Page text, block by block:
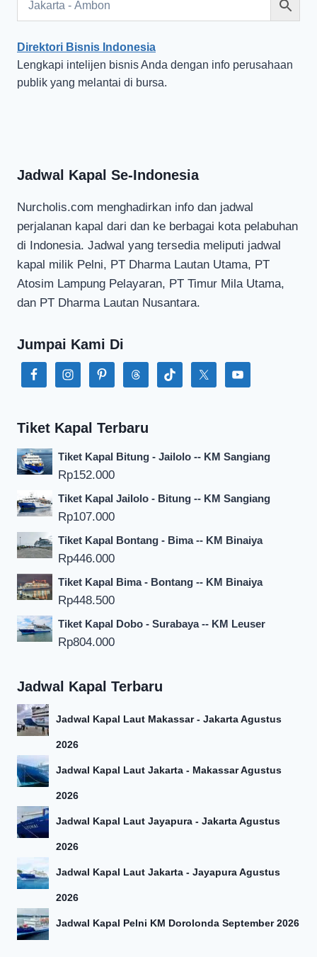
Direktori Bisnis Indonesia
Lengkapi intelijen bisnis Anda dengan info perusahaan
publik yang melantai di bursa.
Jadwal Kapal Se-Indonesia
Nurcholis.com menghadirkan info dan jadwal
perjalanan kapal dari dan ke berbagai kota pelabuhan
di Indonesia. Jadwal yang tersedia meliputi jadwal
kapal milik Pelni, PT Dharma Lautan Utama, PT
Atosim Lampung Pelayaran, PT Timur Mila Utama,
dan PT Dharma Lautan Nusantara.
Jumpai Kami Di
Tiket Kapal Terbaru
Tiket Kapal Bitung - Jailolo -- KM Sangiang
Rp152.000
Tiket Kapal Jailolo - Bitung -- KM Sangiang
Rp107.000
Tiket Kapal Bontang - Bima -- KM Binaiya
Rp446.000
Tiket Kapal Bima - Bontang -- KM Binaiya
Rp448.500
Tiket Kapal Dobo - Surabaya -- KM Leuser
Rp804.000
Jadwal Kapal Terbaru
Jadwal Kapal Laut Makassar - Jakarta Agustus
2026
Jadwal Kapal Laut Jakarta - Makassar Agustus
2026
Jadwal Kapal Laut Jayapura - Jakarta Agustus
2026
Jadwal Kapal Laut Jakarta - Jayapura Agustus
2026
Jadwal Kapal Pelni KM Dorolonda September 2026